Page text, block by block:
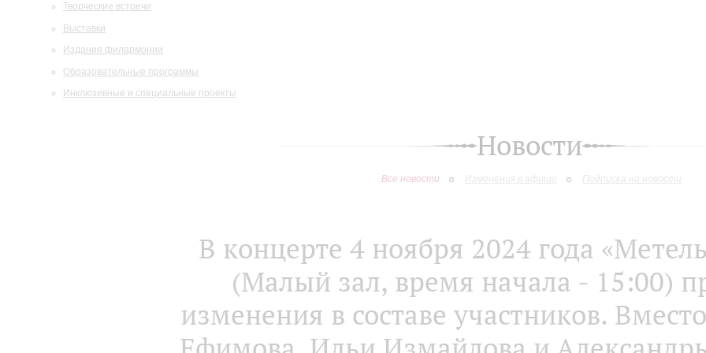
Творческие встречи
Выставки
Издания филармонии
Образовательные программы
Инклюзивные и специальные проекты
Новости
Все новости Изменения в афише Подписка на новости
В концерте 4 ноября 2024 года
(Малый зал, время начала - 15:00)
изменения в составе участников.